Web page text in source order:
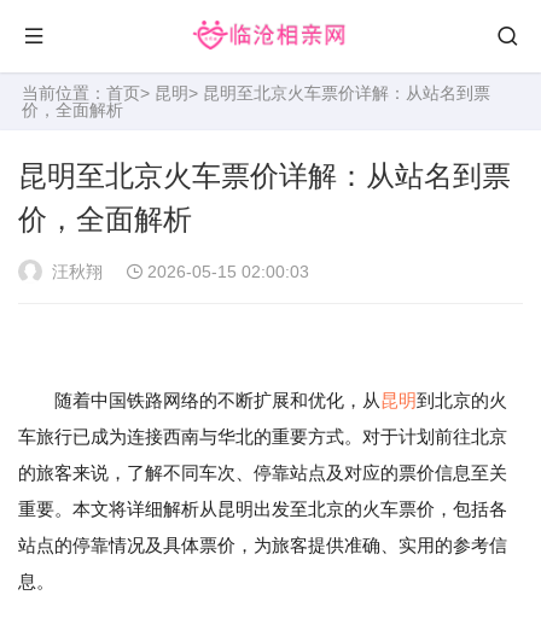
当前位置： 首页> 昆明> 昆明至北京火车票价详解：从站名到票
价，全面解析
昆明至北京火车票价详解：从站名到票
价，全面解析
汪秋翔 2026-05-15 02:00:03
随着中国铁路网络的不断扩展和优化，从昆明到北京的火
车旅行已成为连接西南与华北的重要方式。对于计划前往北京
的旅客来说，了解不同车次、停靠站点及对应的票价信息至关
重要。本文将详细解析从昆明出发至北京的火车票价，包括各
站点的停靠情况及具体票价，为旅客提供准确、实用的参考信
息。